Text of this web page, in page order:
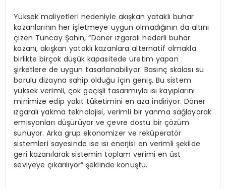
Yüksek maliyetleri nedeniyle akışkan yataklı buhar
kazanlarının her işletmeye uygun olmadığının da altını
çizen Tuncay Şahin, “Döner ızgaralı hederli buhar
kazanı, akışkan yataklı kazanlara alternatif olmakla
birlikte birçok düşük kapasitede üretim yapan
şirketlere de uygun tasarlanabiliyor. Basınç skalası su
borulu dizayna sahip olduğu için geniş. Bu sistem
yüksek verimli, çok geçişli tasarımıyla ısı kayıplarını
minimize edip yakıt tüketimini en aza indiriyor. Döner
ızgaralı yakma teknolojisi, verimli bir yanma sağlayarak
emisyonları düşürüyor ve çevre dostu bir çözüm
sunuyor. Arka grup ekonomizer ve reküperatör
sistemleri sayesinde ise ısı enerjisi en verimli şekilde
geri kazanılarak sistemin toplam verimi en üst
seviyeye çıkarılıyor” şeklinde konuştu.